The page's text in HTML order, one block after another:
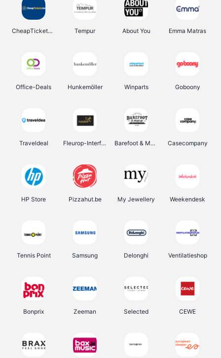
CheapTickets.be Tempur About You Emma Matras
Office-Deals Hunkemöller Winparts Goboony
Traveldeal Fleurop-Interflora Barefoot & More Casecompany
HP Store Pizzahut.be My Jewellery Weekendesk
Tennis Point Samsung Delonghi Ventilatieshop
Bonprix Zeeman Selected CEWE